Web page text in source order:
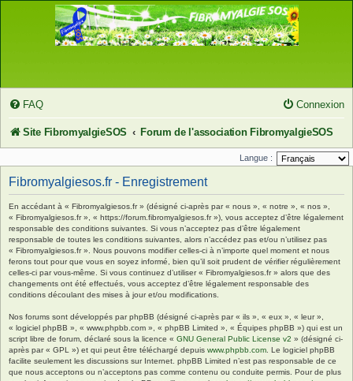
FAQ Connexion
Site FibromyalgieSOS Forum de l'association FibromyalgieSOS
Langue :
Fibromyalgiesos.fr - Enregistrement
En accédant à « Fibromyalgiesos.fr » (désigné ci-après par « nous », « notre », « nos »,
« Fibromyalgiesos.fr », « https://forum.fibromyalgiesos.fr »), vous acceptez d’être légalement
responsable des conditions suivantes. Si vous n’acceptez pas d’être légalement
responsable de toutes les conditions suivantes, alors n’accédez pas et/ou n’utilisez pas
« Fibromyalgiesos.fr ». Nous pouvons modifier celles-ci à n’importe quel moment et nous
ferons tout pour que vous en soyez informé, bien qu’il soit prudent de vérifier régulièrement
celles-ci par vous-même. Si vous continuez d’utiliser « Fibromyalgiesos.fr » alors que des
changements ont été effectués, vous acceptez d’être légalement responsable des
conditions découlant des mises à jour et/ou modifications.
Nos forums sont développés par phpBB (désigné ci-après par « ils », « eux », « leur »,
« logiciel phpBB », « www.phpbb.com », « phpBB Limited », « Équipes phpBB ») qui est un
script libre de forum, déclaré sous la licence « GNU General Public License v2 » (désigné ci-
après par « GPL ») et qui peut être téléchargé depuis www.phpbb.com . Le logiciel phpBB
facilite seulement les discussions sur Internet. phpBB Limited n’est pas responsable de ce
que nous acceptons ou n’acceptons pas comme contenu ou conduite permis. Pour de plus